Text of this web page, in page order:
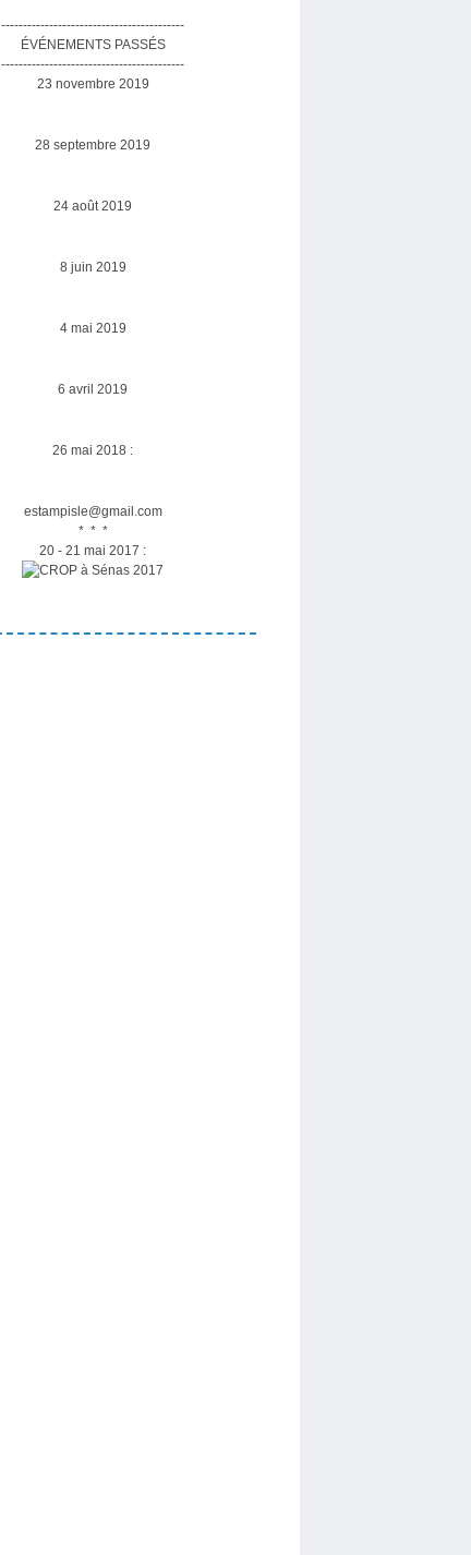
------------------------------------------
ÉVÉNEMENTS PASSÉS
------------------------------------------
23 novembre 2019
28 septembre 2019
24 août 2019
8 juin 2019
4 mai 2019
6 avril 2019
26 mai 2018 :
estampisle@gmail.com
* * *
20 - 21 mai 2017 :